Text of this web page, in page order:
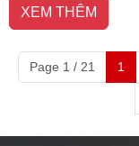
cách sang trọng và
nghệ.
XEM THÊM
Page 1 / 21 1